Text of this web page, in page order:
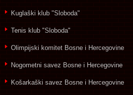
Kuglaški klub "Sloboda"
Tenis klub "Sloboda"
Olimpijski komitet Bosne i Hercegovine
Nogometni savez Bosne i Hercegovine
Košarkaški savez Bosne i Hercegovine